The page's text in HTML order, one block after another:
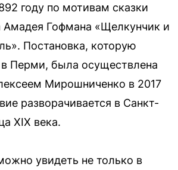
году по мотивам сказки
Амадея Гофмана «Щелкунчик и
Постановка, которую
Перми, была осуществлена
Мирошниченко в 2017
разворачивается в Санкт-
XIX века.
увидеть не только в